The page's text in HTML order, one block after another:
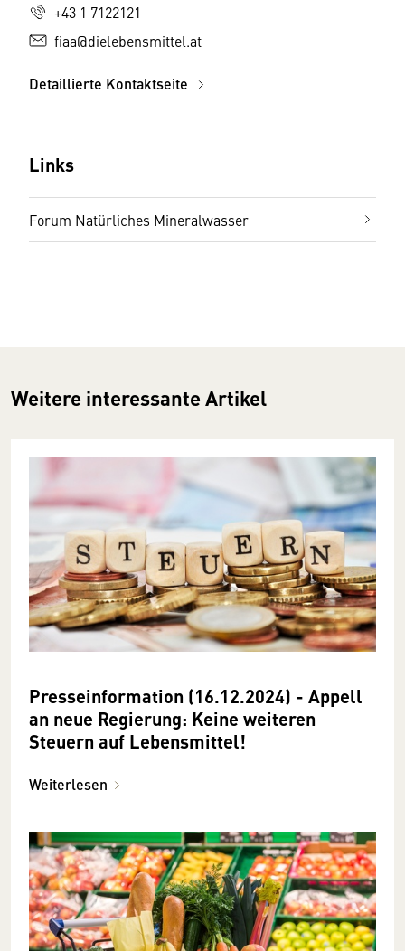
+43 1 7122121
fiaa@dielebensmittel.at
Detaillierte Kontaktseite
Links
Forum Natürliches Mineralwasser
Weitere interessante Artikel
Presseinformation (16.12.2024) - Appell
an neue Regierung: Keine weiteren
Steuern auf Lebensmittel!
Weiterlesen